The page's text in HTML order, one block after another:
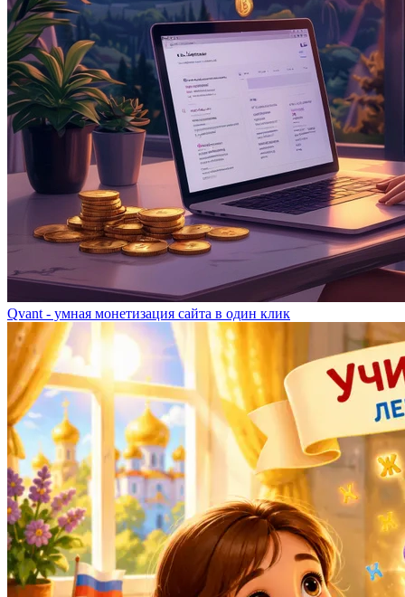
Qvant - умная монетизация сайта в один клик